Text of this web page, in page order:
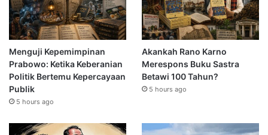
Menguji Kepemimpinan
Prabowo: Ketika Keberanian
Politik Bertemu Kepercayaan
Publik
5 hours ago
Akankah Rano Karno
Merespons Buku Sastra
Betawi 100 Tahun?
5 hours ago